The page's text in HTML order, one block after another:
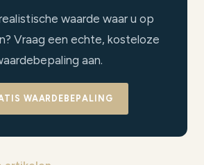
waarde waar u op
Vraag een echte, kosteloze
aan.
WAARDEBEPALING